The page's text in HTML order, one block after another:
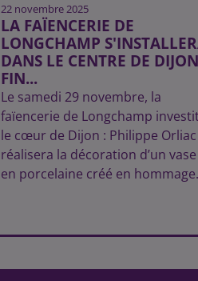
22 novembre 2025
LA FAÏENCERIE DE
LONGCHAMP
DANS LE CENTRE DE DIJON
FIN...
Le samedi 29 novembre, la
faïencerie de Longchamp
le cœur de Dijon : Philippe Orliac
réalisera la décoration d’un vase
en porcelaine créé en